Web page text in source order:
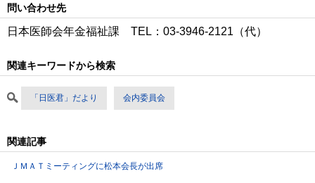
問い合わせ先
日本医師会年金福祉課 TEL：03-3946-2121（代）
関連キーワードから検索
「日医君」だより 会内委員会
関連記事
ＪＭＡＴミーティングに松本会長が出席